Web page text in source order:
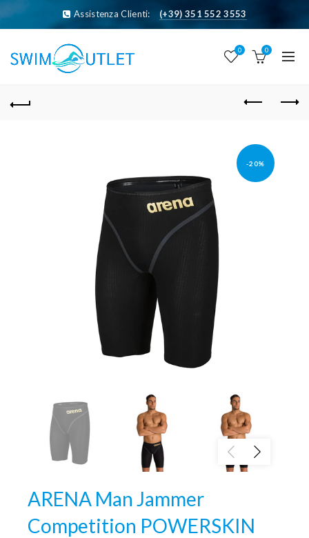
Assistenza Clienti: (+39) 351 552 3553
0 0
-20%
ARENA Man Jammer
Competition POWERSKIN